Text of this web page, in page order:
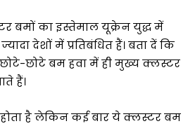
बमों का इस्तेमाल यूक्रेन युद्ध में
देशों में प्रतिबंधित हैं। बता दें कि
छोटे बम हवा में ही मुख्य क्लस्टर
हैं।
है लेकिन कई बार ये क्लस्टर बम